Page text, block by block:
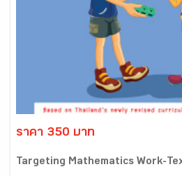
ราคา 350 บาท
Targeting Mathematics Work-